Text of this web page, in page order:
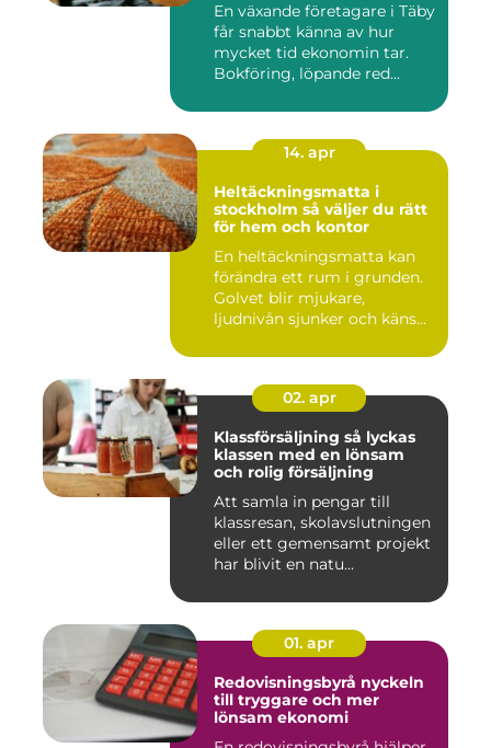
En växande företagare i Täby
får snabbt känna av hur
mycket tid ekonomin tar.
Bokföring, löpande red...
14. apr
Heltäckningsmatta i
stockholm så väljer du rätt
för hem och kontor
En heltäckningsmatta kan
förändra ett rum i grunden.
Golvet blir mjukare,
ljudnivån sjunker och käns...
02. apr
Klassförsäljning så lyckas
klassen med en lönsam
och rolig försäljning
Att samla in pengar till
klassresan, skolavslutningen
eller ett gemensamt projekt
har blivit en natu...
01. apr
Redovisningsbyrå nyckeln
till tryggare och mer
lönsam ekonomi